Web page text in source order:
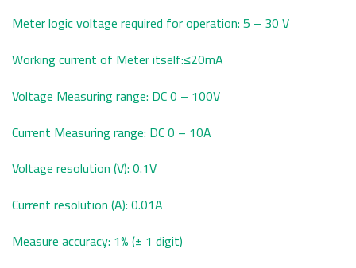
Meter logic voltage required for operation: 5 – 30 V
Working current of Meter itself:≤20mA
Voltage Measuring range: DC 0 – 100V
Current Measuring range: DC 0 – 10A
Voltage resolution (V): 0.1V
Current resolution (A): 0.01A
Measure accuracy: 1% (± 1 digit)